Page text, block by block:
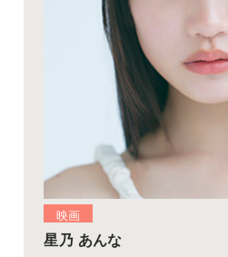
映画
星乃 あんな